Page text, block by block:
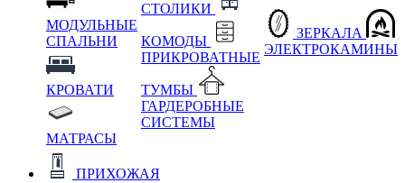
МОДУЛЬНЫЕ
СПАЛЬНИ
КРОВАТИ
МАТРАСЫ
СТОЛИКИ
КОМОДЫ
ПРИКРОВАТНЫЕ
ТУМБЫ
ГАРДЕРОБНЫЕ
СИСТЕМЫ
ЗЕРКАЛА
ЭЛЕКТРОКАМИНЫ
ПРИХОЖАЯ